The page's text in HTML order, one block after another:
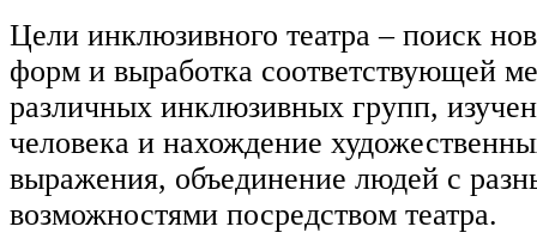
Цели инклюзивного театра – поиск
форм и выработка соответствующей
различных инклюзивных групп,
человека и нахождение
выражения, объединение людей с
возможностями посредством театра.